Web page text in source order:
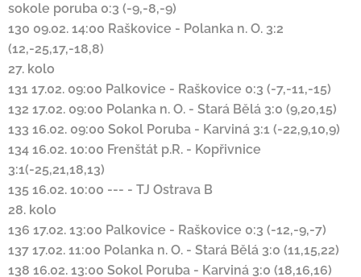
sokole poruba 0:3 (-9,-8,-9)
130 09.02. 14:00 Raškovice - Polanka n. O. 3:2
(12,-25,17,-18,8)
27. kolo
131 17.02. 09:00 Palkovice - Raškovice 0:3 (-7,-11,-15)
132 17.02. 09:00 Polanka n. O. - Stará Bělá 3:0 (9,20,15)
133 16.02. 09:00 Sokol Poruba - Karviná 3:1 (-22,9,10,9)
134 16.02. 10:00 Frenštát p.R. - Kopřivnice
3:1(-25,21,18,13)
135 16.02. 10:00 --- - TJ Ostrava B
28. kolo
136 17.02. 13:00 Palkovice - Raškovice 0:3 (-12,-9,-7)
137 17.02. 11:00 Polanka n. O. - Stará Bělá 3:0 (11,15,22)
138 16.02. 13:00 Sokol Poruba - Karviná 3:0 (18,16,16)